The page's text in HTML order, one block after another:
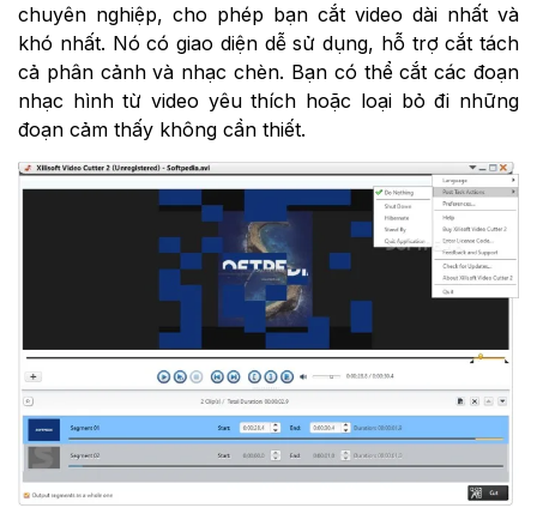
chuyên nghiệp, cho phép bạn cắt video dài nhất và
khó nhất. Nó có giao diện dễ sử dụng, hỗ trợ cắt tách
cả phân cảnh và nhạc chèn. Bạn có thể cắt các đoạn
nhạc hình từ video yêu thích hoặc loại bỏ đi những
đoạn cảm thấy không cần thiết.